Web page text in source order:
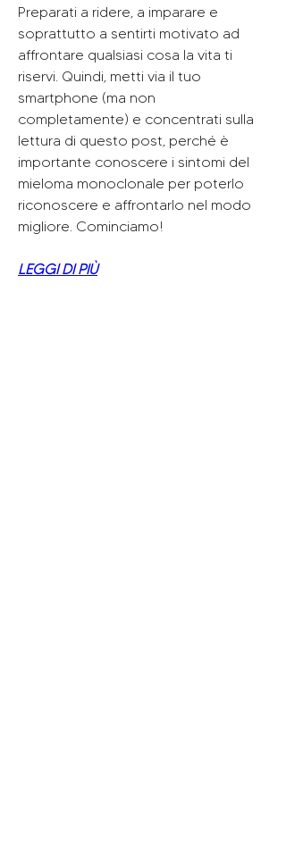
Preparati a ridere, a imparare e
soprattutto a sentirti motivato ad
affrontare qualsiasi cosa la vita ti
riservi. Quindi, metti via il tuo
smartphone (ma non
completamente) e concentrati sulla
lettura di questo post, perché è
importante conoscere i sintomi del
mieloma monoclonale per poterlo
riconoscere e affrontarlo nel modo
migliore. Cominciamo!
LEGGI DI PIÙ